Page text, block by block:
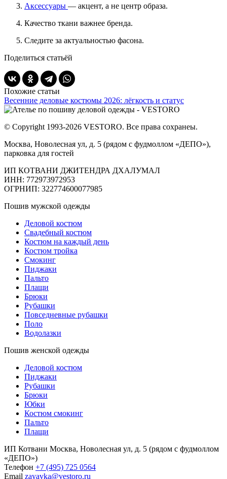
Аксессуары — акцент, а не центр образа.
Качество ткани важнее бренда.
Следите за актуальностью фасона.
Поделиться статьёй
Похожие статьи
Весенние деловые костюмы 2026: лёгкость и статус
© Copyright 1993-2026 VESTORO. Все права сохранеы.
Москва, Новолесная ул, д. 5 (рядом с фудмоллом «ДЕПО»),
парковка для гостей
ИП КОТВАНИ ДЖИТЕНДРА ДХАЛУМАЛ
ИНН: 772973972953
ОГРНИП: 322774600077985
Пошив мужской одежды
Деловой костюм
Свадебный костюм
Костюм на каждый день
Костюм тройка
Смокинг
Пиджаки
Пальто
Плащи
Брюки
Рубашки
Повседневные рубашки
Поло
Водолазки
Пошив женской одежды
Деловой костюм
Пиджаки
Рубашки
Брюки
Юбки
Костюм смокинг
Пальто
Плащи
ИП Котвани Москва, Новолесная ул, д. 5 (рядом с фудмоллом
«ДЕПО»)
Телефон +7 (495) 725 0564
Email zayavka@vestoro.ru